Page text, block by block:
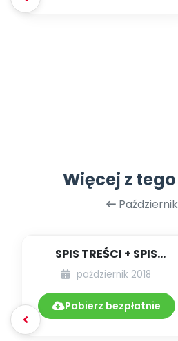
Więcej z
Październik
SPIS TREŚCI + SPIS
POMOCY
DYDAKTYCZNYCH
10.205/2018
październik 2018
Pobierz bezpłatnie